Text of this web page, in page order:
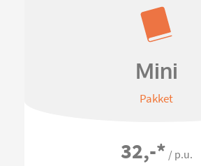
Mini
Pakket
32,-* / p.u.